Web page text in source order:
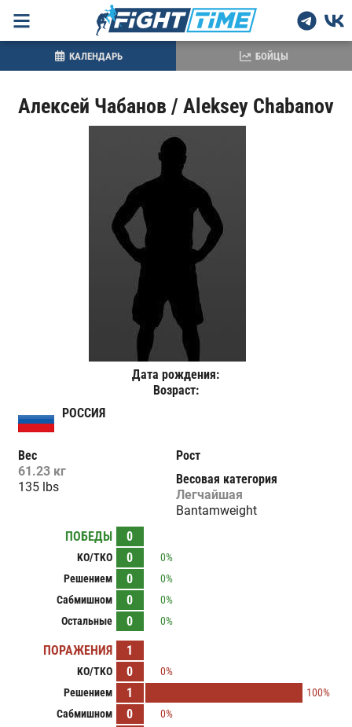
Алексей Чабанов / Aleksey Chabanov
Дата рождения:
Возраст:
РОССИЯ
Вес
61.23 кг
135 lbs
Рост
Весовая категория
Легчайшая
Bantamweight
ПОБЕДЫ
0
KO/TKO 0
0%
Решением
0
0%
Сабмишном
0
0%
Остальные
0 0%
ПОРАЖЕНИЯ 1
KO/TKO 0
0%
Решением
1
100%
Сабмишном
0
0%
КАЛЕНДАРЬ БОЙЦЫ